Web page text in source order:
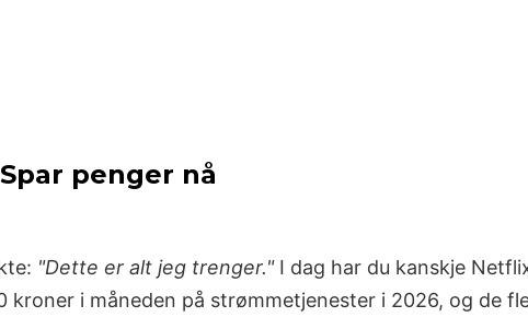
penger nå
"Dette er alt jeg trenger."I dag har du kanskje
i måneden på strømmetjenester i 2026, og de